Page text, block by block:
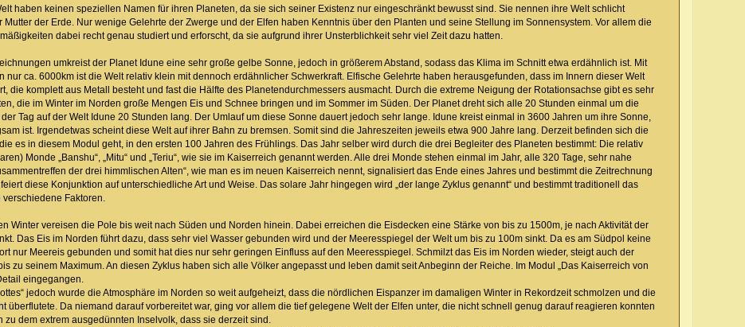
haben keinen speziellen Namen für ihren Planeten, da sie sich seiner Existenz nur eingeschränkt bewusst sind. Sie nennen ihre Welt schlicht
Mutter der Erde. Nur wenige Gelehrte der Zwerge und der Elfen haben Kenntnis über den Planten und seine Stellung im Sonnensystem. Vor allem die
dabei recht genau studiert und erforscht, da sie aufgrund ihrer Unsterblichkeit sehr viel Zeit dazu hatten.
umkreist der Planet Idune eine sehr große gelbe Sonne, jedoch in größerem Abstand, sodass das Klima im Schnitt etwa erdähnlich ist. Mit
nur ca. 6000km ist die Welt relativ klein mit dennoch erdähnlicher Schwerkraft. Elfische Gelehrte haben herausgefunden, dass im Innern dieser Welt
die komplett aus Metall besteht und fast die Hälfte des Planetendurchmessers ausmacht. Durch die extreme Neigung der Rotationsachse gibt es sehr
die im Winter im Norden große Mengen Eis und Schnee bringen und im Sommer im Süden. Der Planet dreht sich alle 20 Stunden einmal um die
Tag auf der Welt Idune 20 Stunden lang. Der Umlauf um diese Sonne dauert jedoch sehr lange. Idune kreist einmal in 3600 Jahren um ihre Sonne,
ist. Irgendetwas scheint diese Welt auf ihrer Bahn zu bremsen. Somit sind die Jahreszeiten jeweils etwa 900 Jahre lang. Derzeit befinden sich die
es in diesem Modul geht, in den ersten 100 Jahren des Frühlings. Das Jahr selber wird durch die drei Begleiter des Planeten bestimmt: Die relativ
Monde „Banshu“, „Mitu“ und „Teriu“, wie sie im Kaiserreich genannt werden. Alle drei Monde stehen einmal im Jahr, alle 320 Tage, sehr nahe
der drei himmlischen Alten“, wie man es im neuen Kaiserreich nennt, signalisiert das Ende eines Jahres und bestimmt die Zeitrechnung
diese Konjunktion auf unterschiedliche Art und Weise. Das solare Jahr hingegen wird „der lange Zyklus genannt“ und bestimmt traditionell das
Faktoren.
Winter vereisen die Pole bis weit nach Süden und Norden hinein. Dabei erreichen die Eisdecken eine Stärke von bis zu 1500m, je nach Aktivität der
Das Eis im Norden führt dazu, dass sehr viel Wasser gebunden wird und der Meeresspiegel der Welt um bis zu 100m sinkt. Da es am Südpol keine
nur Meereis gebunden und somit hat dies nur sehr geringen Einfluss auf den Meeresspiegel. Schmilzt das Eis im Norden wieder, steigt auch der
zu seinem Maximum. An diesen Zyklus haben sich alle Völker angepasst und leben damit seit Anbeginn der Reiche. Im Modul „Das Kaiserreich von
eingegangen.
jedoch wurde die Atmosphäre im Norden so weit aufgeheizt, dass die nördlichen Eispanzer im damaligen Winter in Rekordzeit schmolzen und die
überflutete. Da niemand darauf vorbereitet war, ging vor allem die tief gelegene Welt der Elfen unter, die nicht schnell genug darauf reagieren konnten
zu dem extrem ausgedünnten Inselvolk, dass sie derzeit sind.